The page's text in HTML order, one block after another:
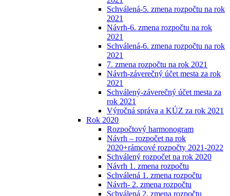
Schválená-5. zmena rozpočtu na rok
2021
Návrh-6. zmena rozpočtu na rok
2021
Schválená-6. zmena rozpočtu na rok
2021
7. zmena rozpočtu na rok 2021
Návrh-záverečný účet mesta za rok
2021
Schválený-záverečný účet mesta za
rok 2021
Výročná správa a KÚZ za rok 2021
Rok 2020
Rozpočtový harmonogram
Návrh – rozpočet na rok
2020+rámcové rozpočty 2021-2022
Schválený rozpočet na rok 2020
Návrh 1. zmena rozpočtu
Schválená 1. zmena rozpočtu
Návrh- 2. zmena rozpočtu
Schválená 2. zmena rozpočtu